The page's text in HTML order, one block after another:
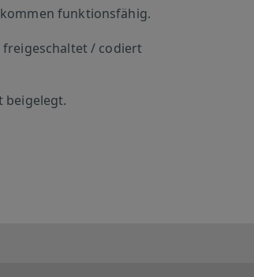
funktionsfähig.
freigeschaltet / codiert
beigelegt.